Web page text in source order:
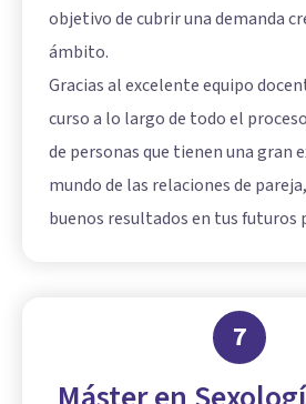
objetivo de cubrir una demanda
ámbito.
Gracias al excelente equipo
curso a lo largo de todo el
de personas que tienen una gran
mundo de las relaciones de
buenos resultados en tus futuros
7